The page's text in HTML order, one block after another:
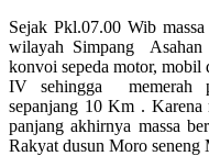
Sejak Pkl.07.00 Wib
wilayah Simpang
konvoi sepeda motor, mobil
IV sehingga memerah
sepanjang 10 Km . Karena
panjang akhirnya massa
Rakyat dusun Moro seneng